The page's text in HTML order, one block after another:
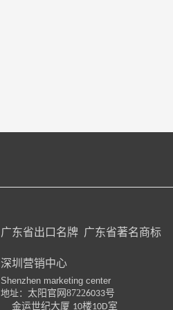
广东省出口名牌 广东省著名商标
深圳营销中心
Shenzhen marketing center
地址： 太阳官网87226033号
金运世纪大厦 10楼10D室